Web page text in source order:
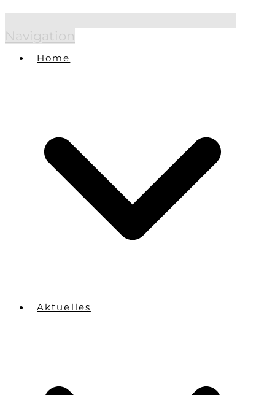
Navigation
Home
Aktuelles